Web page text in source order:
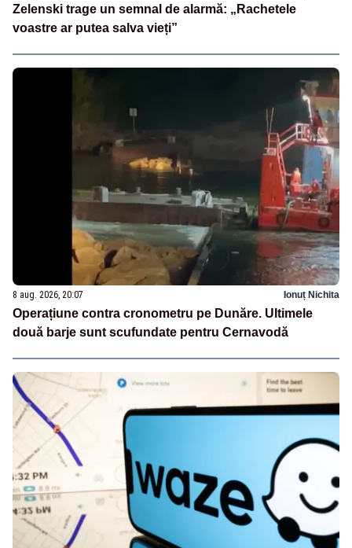
Zelenski trage un semnal de alarmă: „Rachetele
voastre ar putea salva vieți”
8 aug. 2026, 20:07 Ionuț Nichita
Operațiune contra cronometru pe Dunăre. Ultimele
două barje sunt scufundate pentru Cernavodă